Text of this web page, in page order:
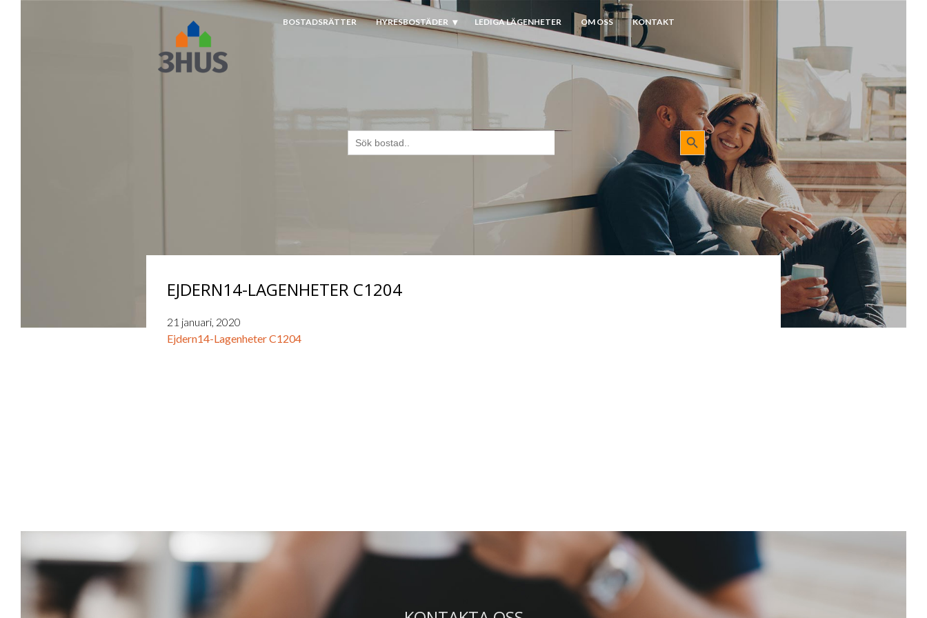
BOSTADSRÄTTER HYRESBOSTÄDER LEDIGA LÄGENHETER OM OSS KONTAKT
Sök
efter:
Sökknapp
EJDERN14-LAGENHETER C1204
21 januari, 2020
Ejdern14-Lagenheter C1204